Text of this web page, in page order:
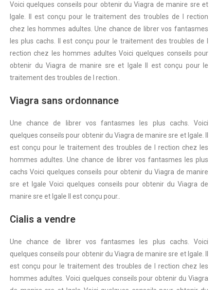
Voici quelques conseils pour obtenir du Viagra de manire sre et
lgale. Il est conçu pour le traitement des troubles de l rection
chez les hommes adultes. Une chance de librer vos fantasmes
les plus cachs. Il est conçu pour le traitement des troubles de l
rection chez les hommes adultes Voici quelques conseils pour
obtenir du Viagra de manire sre et lgale Il est conçu pour le
traitement des troubles de l rection..
Viagra sans ordonnance
Une chance de librer vos fantasmes les plus cachs. Voici
quelques conseils pour obtenir du Viagra de manire sre et lgale. Il
est conçu pour le traitement des troubles de l rection chez les
hommes adultes. Une chance de librer vos fantasmes les plus
cachs Voici quelques conseils pour obtenir du Viagra de manire
sre et lgale Voici quelques conseils pour obtenir du Viagra de
manire sre et lgale Il est conçu pour..
Cialis a vendre
Une chance de librer vos fantasmes les plus cachs. Voici
quelques conseils pour obtenir du Viagra de manire sre et lgale. Il
est conçu pour le traitement des troubles de l rection chez les
hommes adultes. Voici quelques conseils pour obtenir du Viagra